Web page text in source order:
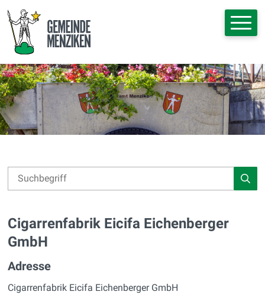
Navigieren in Menziken
Schnellnavigation
Cigarrenfabrik Eicifa Eichenberger
GmbH
Adresse
Cigarrenfabrik Eicifa Eichenberger GmbH
Suche
Suchbegriff